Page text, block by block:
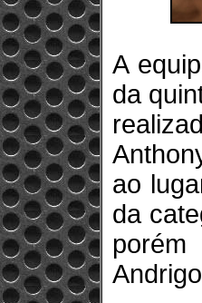
A
da
ao
da
porém